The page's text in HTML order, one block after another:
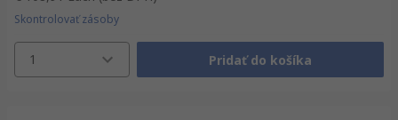
Skontrolovať zásoby
1 Pridať do košíka